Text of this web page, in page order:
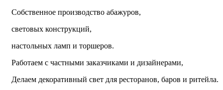
Собственное производство абажуров,
световых конструкций,
настольных ламп и торшеров.
Работаем с частными заказчиками и дизайнерами,
Делаем декоративный свет для ресторанов, баров и ритейла.